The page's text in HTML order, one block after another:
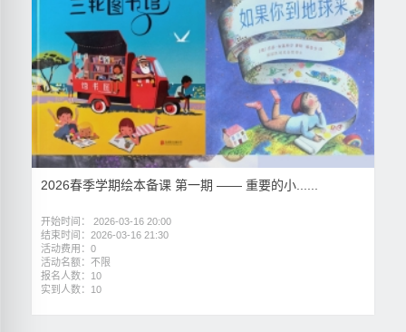
2026春季学期绘本备课 第一期 —— 重要的小......
开始时间： 2026-03-16 20:00
结束时间：2026-03-16 21:30
活动费用：0
活动名额：不限
报名人数：10
实到人数：10